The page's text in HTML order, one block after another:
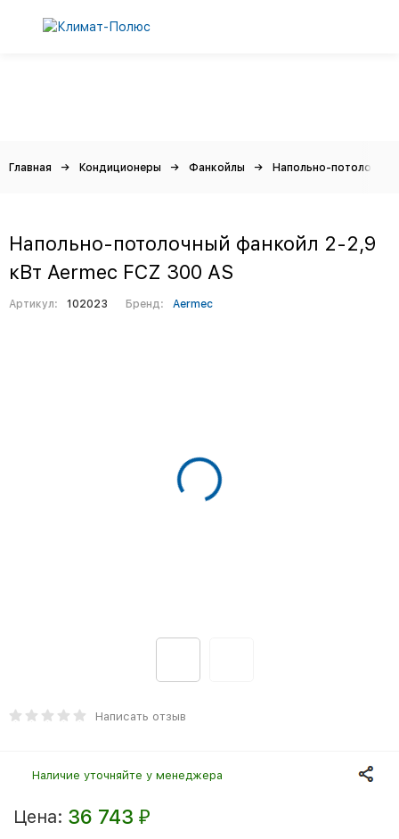
Главная Кондиционеры Фанкойлы Напольно-
Напольно-потолочный фанкойл 2-2,9
кВт Aermec FCZ 300 AS
Артикул: 102023 Бренд: Aermec
Написать отзыв
Наличие уточняйте у менеджера
Цена: 36 743 ₽